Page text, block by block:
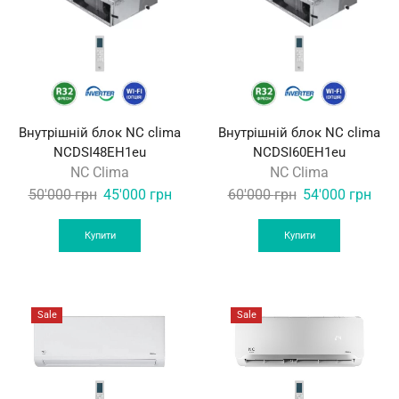
Внутрішній блок NС clima
NCDSI48EH1eu
NC Clima
50'000грн Original
price
was:
50'000 грн.
45'000 грнCurrent
Купити
Внутрішній блок NС clima
NCDSI60EH1eu
NC Clima
60'000грн Original
price
was:
60'000 грн.
54'000 грн
Купити
Sale Sale